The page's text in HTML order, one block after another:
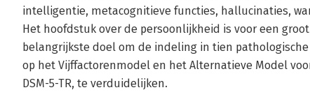
intelligentie, metacognitieve functies, hallucinaties,
Het hoofdstuk over de persoonlijkheid is voor een
belangrijkste doel om de indeling in tien
op het Vijffactorenmodel en het Alternatieve Model
DSM-5-TR, te verduidelijken.